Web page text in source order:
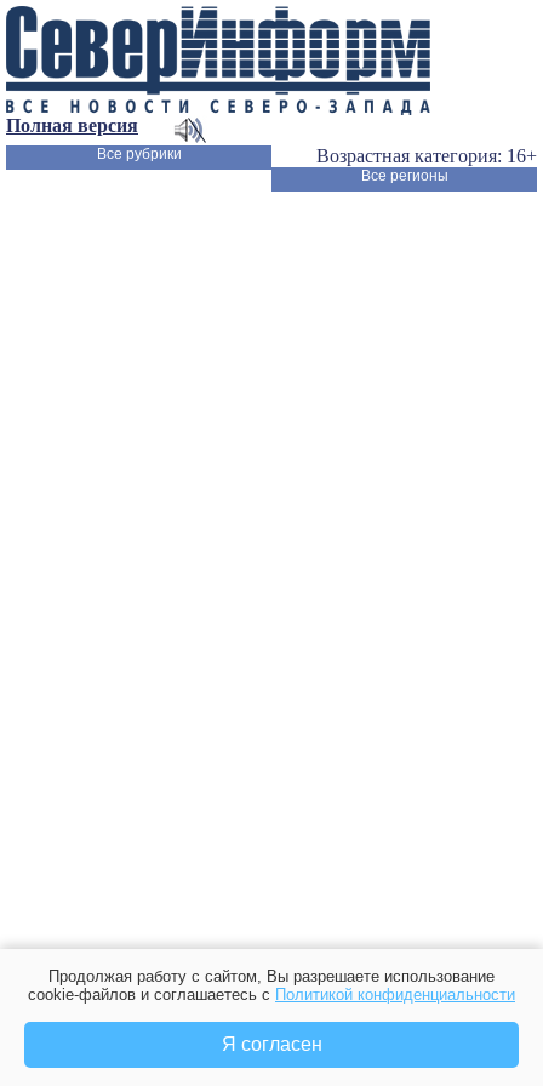
Полная версия
Возрастная категория: 16+
Все рубрики
Все регионы
Продолжая работу с сайтом, Вы разрешаете использование
cookie-файлов и соглашаетесь с Политикой конфиденциальности
Я согласен